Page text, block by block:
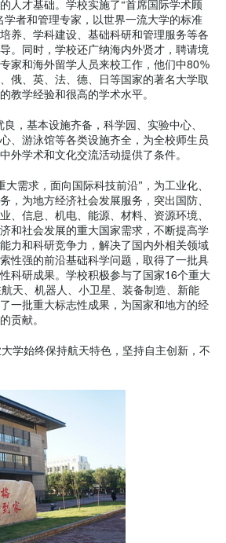
人才基础。学校实施了“首席国际学术顾
学者和管理专家，以世界一流大学的标准
养、学科建设、基础科研和管理服务等各
。同时，学校还广纳海内外贤才，聘请境
家和海外留学人员来校工作，他们中80%
俄、英、法、德、日等国家的著名大学取
教学经验和很高的学术水平。
，基本设施齐备，科学园、实验中心、
、游泳馆等各类设施齐全，为全校师生员
外学术和文化交流活动提供了条件。
需求，面向国际科技前沿”，为工业化、
，为地方经济社会发展服务，突出国防、
、信息、机电、能源、材料、资源环境、
和社会发展的重大国家需求，不断提高学
力和科研竞争力，解决了国内外相关领域
性强的前沿基础科学问题，取得了一批具
科研成果。学校积极参与了国家16个重大
天、机器人、小卫星、装备制造、新能
一批重大标志性成果，为国家和地方的经
贡献。
学始终保持航天特色，坚持自主创新，不